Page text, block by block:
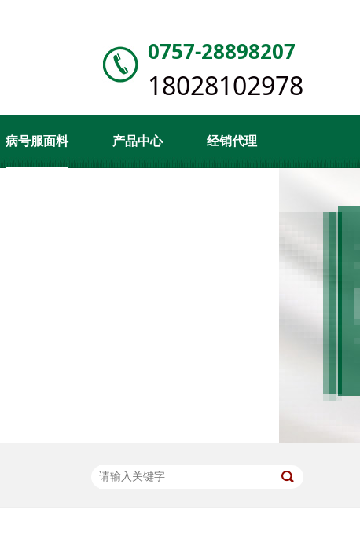
0757-28898207
18028102978
病号服面料 产品中心 经销代理